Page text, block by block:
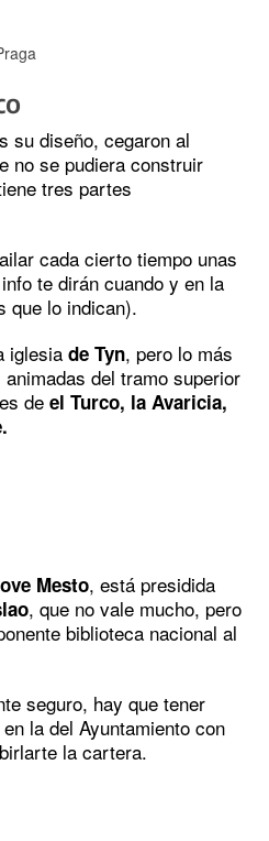
su diseño, cegaron al
no se pudiera construir
tres partes
cada cierto tiempo unas
te dirán cuando y en la
que lo indican).
iglesia de Tyn, pero lo más
del tramo superior
de el Turco, la Avaricia,
Mesto, está presidida
, que no vale mucho, pero
biblioteca nacional al
seguro, hay que tener
la del Ayuntamiento con
la cartera.